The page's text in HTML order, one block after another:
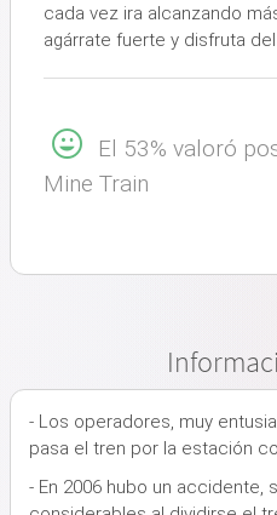
cada vez ira alcanzando
agárrate fuerte y disfruta del
El 53% valoró
Mine Train
- Los operadores, muy
pasa el tren por la estación
- En 2006 hubo un accidente,